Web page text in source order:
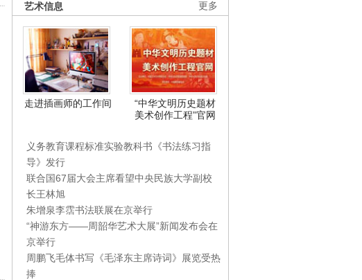
更多
艺术信息
走进插画师的工作间
“中华文明历史题材
美术创作工程”官网
义务教育课程标准实验教科书《书法练习指
导》发行
联合国67届大会主席看望中央民族大学副校
长王林旭
朱增泉李霑书法联展在京举行
“神游东方——周韶华艺术大展”新闻发布会在
京举行
周鹏飞毛体书写《毛泽东主席诗词》展览受热
捧